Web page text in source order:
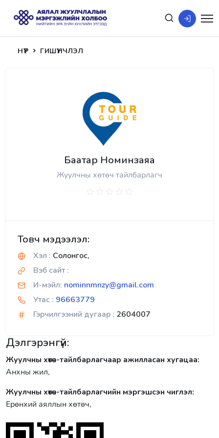
НҮҮР ГИШҮҮНЧЛЭЛ
Баатар Номинзаяа
Жуулчны хөтөч тайлбарлагч
Товч мэдээлэл:
Хэл : Солонгос,
Вэб сайт :
И-мэйл: nominnmnzy@gmail.com
Утас : 96663779
Гэрчилгээний дугаар : 2604007
Дэлгэрэнгүй:
Жуулчны хөтөч-тайлбарлагчаар ажилласан хугацаа:
Анхны жил,
Жуулчны хөтөч-тайлбарлагчийн мэргэшсэн чиглэл:
Ерөнхий аяллын хөтөч,